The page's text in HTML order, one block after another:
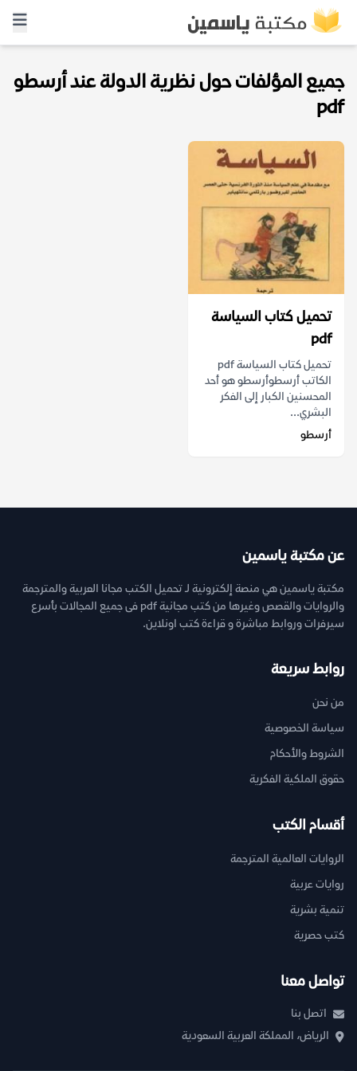
جميع المؤلفات حول نظرية الدولة عند أرسطو
pdf
تحميل كتاب السياسة
pdf
تحميل كتاب السياسة pdf
الكاتب أرسطوأرسطو هو أحد
المحسنين الكبار إلى الفكر
البشري...
أرسطو
عن مكتبة ياسمين
مكتبة ياسمين هي منصة إلكترونية لـ تحميل الكتب مجانا العربية والمترجمة
والروايات والقصص وغيرها من كتب مجانية pdf فى جميع المجالات بأسرع
سيرفرات وروابط مباشرة و قراءة كتب اونلاين.
روابط سريعة
من نحن
سياسة الخصوصية
الشروط والأحكام
حقوق الملكية الفكرية
أقسام الكتب
الروايات العالمية المترجمة
روايات عربية
تنمية بشرية
كتب حصرية
تواصل معنا
اتصل بنا
الرياض، المملكة العربية السعودية